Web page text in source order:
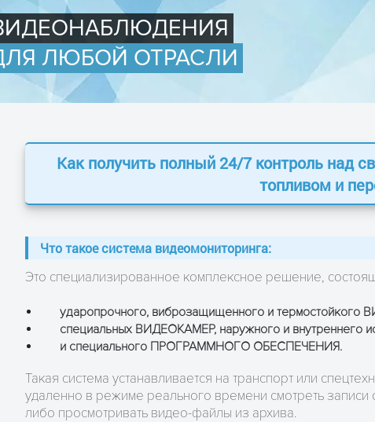
ЛЮБОЙ ОТРАСЛИ
Как получить полный 24/7 контроль над
топливом и
Что такое система видеомониторинга:
Это специализированное комплексное решение,
ударопрочного, виброзащищенного и
специальных ВИДЕОКАМЕР, наружного и внутреннего
и специального ПРОГРАММНОГО ОБЕСПЕЧЕНИЯ.
Такая система устанавливается на транспорт или
удаленно в режиме реального времени смотреть
либо просмотривать видео-файлы из архива.